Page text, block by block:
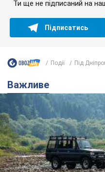
Значні штрафи і
проблему джипінгу
Україні не завадить взяти
8.08.2026 05:10 2,0 т.
На Прикарпатті після
спеки пройшла